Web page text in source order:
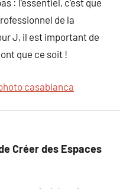
: l’essentiel, c’est que
de la
J, il est important de
que ce soit !
casablanca
Créer des Espaces